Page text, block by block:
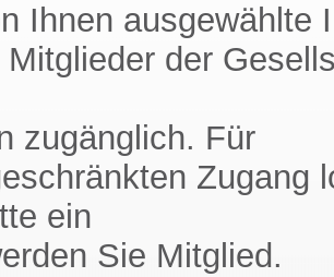
Ihnen ausgewählte
Mitglieder der
zugänglich. Für
Zugang
ein
Sie Mitglied.